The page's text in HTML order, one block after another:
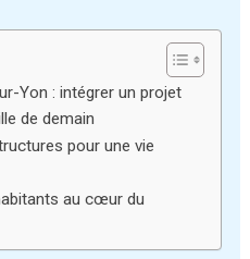
Yon : intégrer un projet
de demain
pour une vie
au cœur du